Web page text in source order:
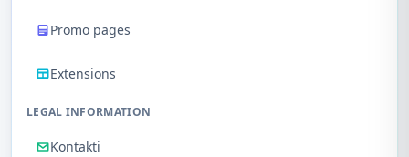
Promo pages
Extensions
LEGAL INFORMATION
Kontakti